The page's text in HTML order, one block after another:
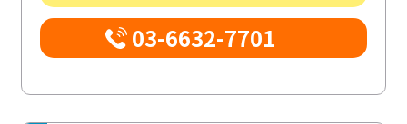
03-6632-7701